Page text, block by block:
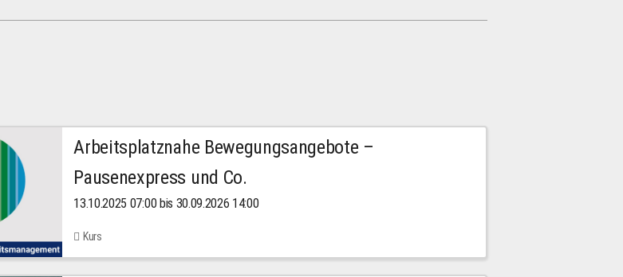
Arbeitsplatznahe Bewegungsangebote –
Pausenexpress und Co.
13.10.2025 07:00 bis 30.09.2026 14:00
Kurs